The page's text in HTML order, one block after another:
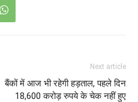
Next article
बैंकों में आज भी रहेगी हड़ताल, पहले दिन
18,600 करोड़ रुपये के चेक नहीं हुए